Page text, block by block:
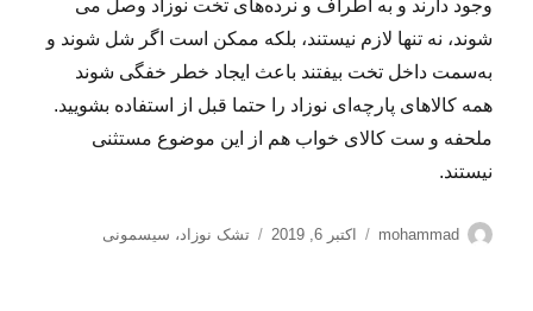
وجود دارند و به اطراف و نرده‌های تخت نوزاد وصل می
شوند، نه تنها لازم نیستند، بلکه ممکن است اگر شل شوند و
به‌سمت داخل تخت بیفتند باعث ایجاد خطر خفگی شوند
همه کالاهای پارچه‌ای نوزاد را حتما قبل از استفاده بشویید.
ملحفه و ست کالای خواب هم از این موضوع مستثنی
نیستند.
نویسنده
mohammad
ارسال
اکتبر 6, 2019 برچسب‌ها
تشک نوزاد، سیسمونی